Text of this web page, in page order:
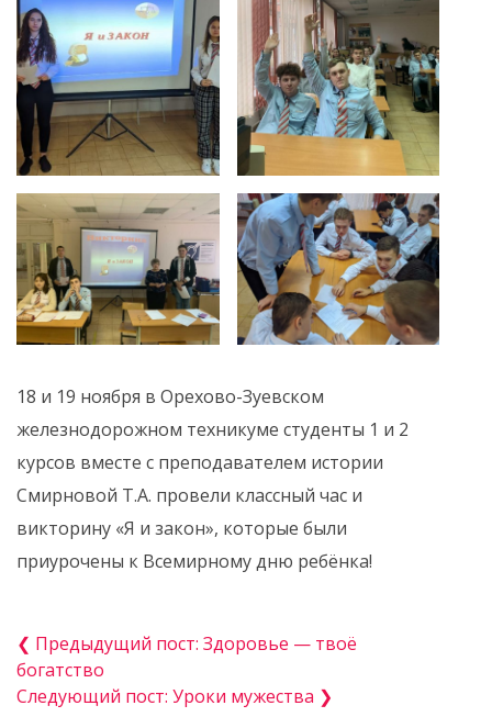
18 и 19 ноября в Орехово-Зуевском
железнодорожном техникуме студенты 1 и 2
курсов вместе с преподавателем истории
Смирновой Т.А. провели классный час и
викторину «Я и закон», которые были
приурочены к Всемирному дню ребёнка!
❮ Предыдущий пост: Здоровье — твоё
богатство
Следующий пост: Уроки мужества ❯